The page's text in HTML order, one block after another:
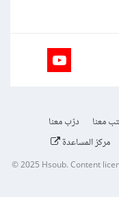
معنا
درّب معنا
مركز المساعدة
© 2025Hsoub.Content